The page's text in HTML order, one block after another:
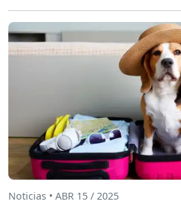
Noticias • ABR 15 / 2025